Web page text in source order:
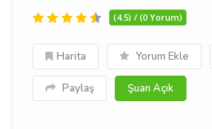
(4.5) / (0 Yorum)
Harita Yorum Ekle
Paylaş Şuan Açık